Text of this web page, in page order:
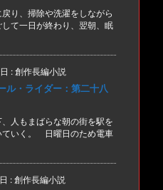
り、掃除や洗濯をしながら
て一日が終わり、翌朝、眠
: 創作長編小説
ル・ライダー：第二十八
人もまばらな朝の街を駅を
ていく。 日曜日のため電車
: 創作長編小説